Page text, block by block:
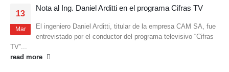
13
Mar
Nota al Ing. Daniel Arditti en el programa Cifras TV
El ingeniero Daniel Arditti, titular de la empresa CAM SA, fue
entrevistado por el conductor del programa televisivo “Cifras
TV”...
read more